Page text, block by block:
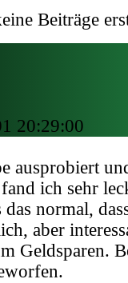
Beiträge
20:29:00
ausprobiert
ich sehr
normal,
aber
Geldsparen.